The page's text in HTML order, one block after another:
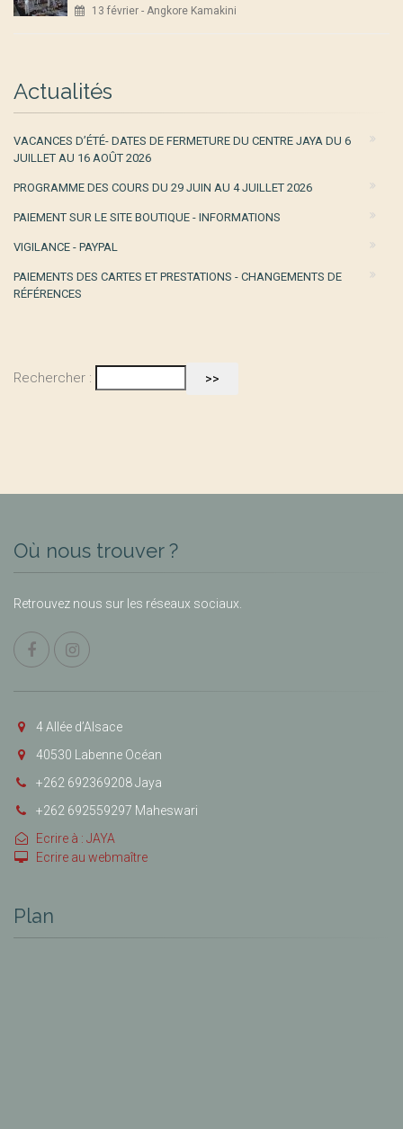
13 février - Angkore Kamakini
Actualités
VACANCES D’ÉTÉ- DATES DE FERMETURE DU CENTRE JAYA DU 6
JUILLET AU 16 AOÛT 2026
PROGRAMME DES COURS DU 29 JUIN AU 4 JUILLET 2026
PAIEMENT SUR LE SITE BOUTIQUE - INFORMATIONS
VIGILANCE - PAYPAL
PAIEMENTS DES CARTES ET PRESTATIONS - CHANGEMENTS DE
RÉFÉRENCES
Rechercher :
Où nous trouver ?
Retrouvez nous sur les réseaux sociaux.
4 Allée d’Alsace
40530 Labenne Océan
+262 692369208 Jaya
+262 692559297 Maheswari
Ecrire à : JAYA
Ecrire au webmaître
Plan